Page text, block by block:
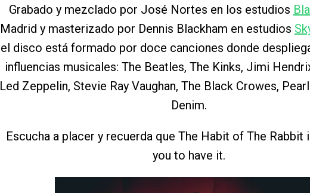
Grabado y mezclado por José Nortes en los estudios
Madrid y masterizado por Dennis Blackham en estudios
el disco está formado por doce canciones donde
influencias musicales: The Beatles, The Kinks, Jimi
Led Zeppelin, Stevie Ray Vaughan, The Black Crowes,
Denim.
Escucha a placer y recuerda que The Habit of The Rabbit
you to have it.